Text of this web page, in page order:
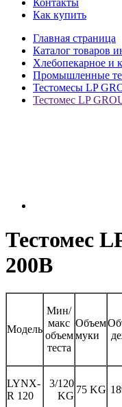
Контакты
Как купить
Главная страница
Каталог товаров
Хлебопекарное и
Промышленные
Тестомесы LP
Тестомес LP
Тестомес
200В
Модель
Мин/
макс
объем
теста
Объем
муки
LYNX-
R 120
3/120
KG
75 KG